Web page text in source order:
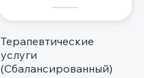
Терапевтические
услуги
(Сбалансированный)